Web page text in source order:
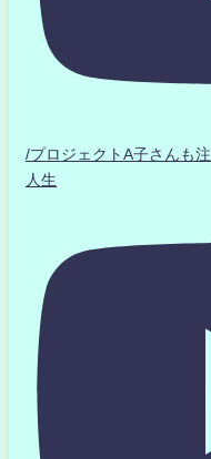
/プロジェクトA子さんも
人生